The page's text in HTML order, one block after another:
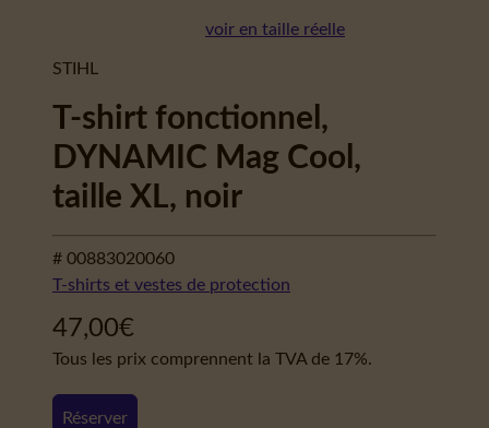
voir en taille réelle
STIHL
T-shirt fonctionnel,
DYNAMIC Mag Cool,
taille XL, noir
# 00883020060
T-shirts et vestes de protection
47,00€
Tous les prix comprennent la TVA de 17%.
Réserver